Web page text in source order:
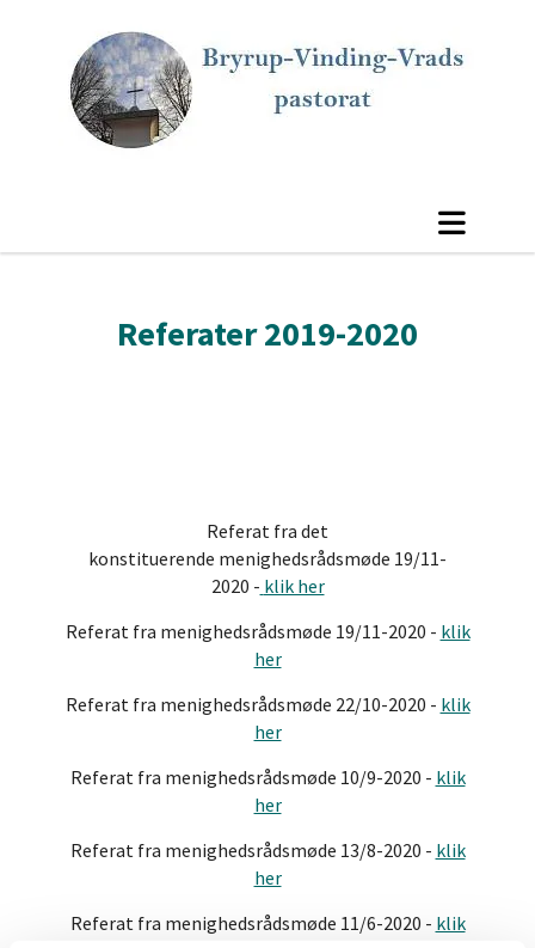
Referater 2019-2020
Referat fra det
konstituerende menighedsrådsmøde 19/11-
2020 - klik her
Referat fra menighedsrådsmøde 19/11-2020 - klik
her
Referat fra menighedsrådsmøde 22/10-2020 - klik
her
Referat fra menighedsrådsmøde 10/9-2020 - klik
her
Referat fra menighedsrådsmøde 13/8-2020 - klik
her
Referat fra menighedsrådsmøde 11/6-2020 - klik